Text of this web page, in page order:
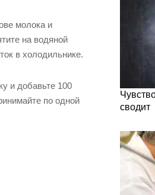
молока и
на водяной
в холодильнике.
и добавьте 100
по одной
сводит